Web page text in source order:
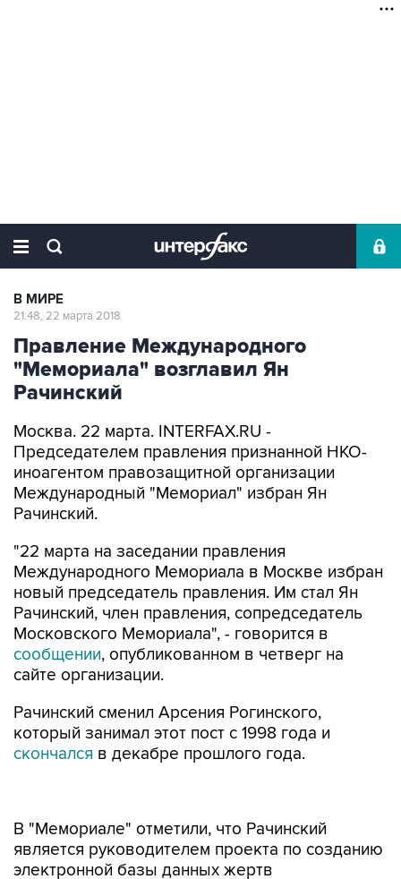
В МИРЕ
21:48, 22 марта 2018
Правление Международного
"Мемориала" возглавил Ян
Рачинский
Москва. 22 марта. INTERFAX.RU -
Председателем правления признанной НКО-
иноагентом правозащитной организации
Международный "Мемориал" избран Ян
Рачинский.
"22 марта на заседании правления
Международного Мемориала в Москве избран
новый председатель правления. Им стал Ян
Рачинский, член правления, сопредседатель
Московского Мемориала", - говорится в
сообщении, опубликованном в четверг на
сайте организации.
Рачинский сменил Арсения Рогинского,
который занимал этот пост с 1998 года и
скончался в декабре прошлого года.
электронной базы данных жертв
политического террора в СССР.